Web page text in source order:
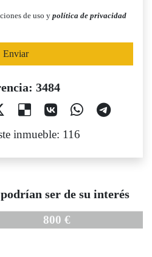
de uso y política de privacidad
Enviar
3484
inmueble: 116
ser de su interés